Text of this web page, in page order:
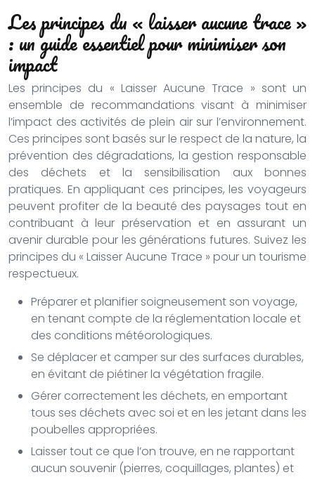
Les principes du « laisser aucune trace »
: un guide essentiel pour minimiser son
impact
Les principes du « Laisser Aucune Trace » sont un
ensemble de recommandations visant à minimiser
l’impact des activités de plein air sur l’environnement.
Ces principes sont basés sur le respect de la nature, la
prévention des dégradations, la gestion responsable
des déchets et la sensibilisation aux bonnes
pratiques. En appliquant ces principes, les voyageurs
peuvent profiter de la beauté des paysages tout en
contribuant à leur préservation et en assurant un
avenir durable pour les générations futures. Suivez les
principes du « Laisser Aucune Trace » pour un tourisme
respectueux.
Préparer et planifier soigneusement son voyage,
en tenant compte de la réglementation locale et
des conditions météorologiques.
Se déplacer et camper sur des surfaces durables,
en évitant de piétiner la végétation fragile.
Gérer correctement les déchets, en emportant
tous ses déchets avec soi et en les jetant dans les
poubelles appropriées.
Laisser tout ce que l’on trouve, en ne rapportant
aucun souvenir (pierres, coquillages, plantes) et